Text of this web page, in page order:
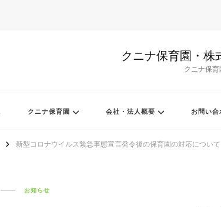
クニナ保育園・株
クニナ保
クニナ保育園 会社・法人概要 お問い合
新型コロナウイルス緊急事態宣言発令後の保育園の対応について
お知らせ